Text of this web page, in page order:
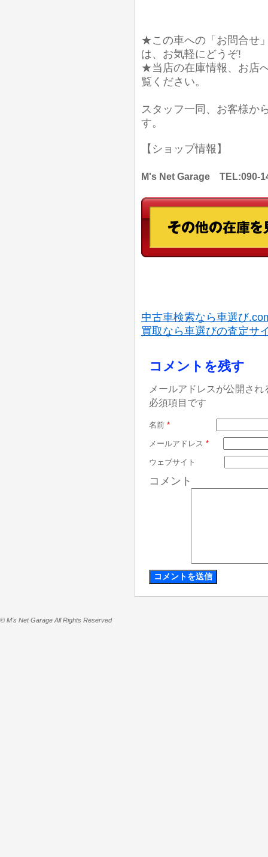
★この車への「お問合せ
は、お気軽にどうぞ!
★当店の在庫情報、お店
覧ください。
スタッフ一同、お客様か
す。
【ショップ情報】
M's Net Garage TEL:090-
中古車検索なら車選び
買取なら車選びの査定サ
コメントを残す
メールアドレスが公開さ
必須項目です
名前 *
メールアドレス *
ウェブサイト
コメント
© M's Net Garage All Rights Reserved